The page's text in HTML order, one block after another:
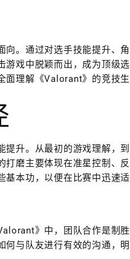
。通过对选手技能提升、角
游戏中脱颖而出，成为顶级选
面理解《Valorant》的竞技生
升。从最初的游戏理解，到
打磨主要体现在准星控制、反
基本功，以便在比赛中迅速适
》中，团队合作是制胜
何与队友进行有效的沟通，明